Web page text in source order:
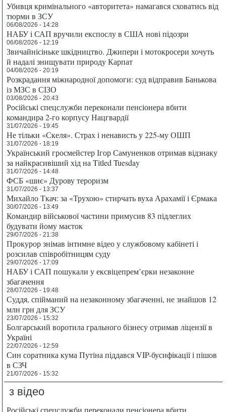
Убивця кримінального «авторитета» намагався сховатись від
тюрми в ЗСУ
06/08/2026 - 14:28
НАБУ і САП вручили експослу в США нові підозри
06/08/2026 - 12:19
Звичайнісіньке шкідництво. Джипери і мотокросери хочуть
й надалі знищувати природу Карпат
04/08/2026 - 20:19
Розкрадання міжнародної допомоги: суд відправив Банькова
із МЗС в СІЗО
03/08/2026 - 20:43
Російські спецслужби переконали пенсіонера вбити
командира 2-го корпусу Нацгвардії
31/07/2026 - 19:45
Не тільки «Скеля». Страх і ненависть у 225-му ОШП
31/07/2026 - 18:19
Український гросмейстер Ігор Самуненков отримав відзнаку
за найкрасивіший хід на Titled Tuesday
31/07/2026 - 14:48
ФСБ «шиє» Дурову тероризм
31/07/2026 - 13:37
Михайло Ткач: за «Трухою» стирчать вуха Арахамії і Єрмака
30/07/2026 - 13:49
Командир військової частини примусив 83 підлеглих
будувати йому маєток
29/07/2026 - 21:38
Прокурор знімав інтимне відео у службовому кабінеті і
розсилав співробітницям суду
29/07/2026 - 17:09
НАБУ і САП пошукали у ексвіцепрем’єрки незаконне
збагачення
28/07/2026 - 19:48
Суддя, спійманий на незаконному збагаченні, не знайшов 12
млн грн для ЗСУ
23/07/2026 - 15:32
Болгарський воротила грального бізнесу отримав ліцензії в
Україні
22/07/2026 - 12:59
Син соратника кума Путіна піддався VIP-бусифікації і пішов
в СЗЧ
21/07/2026 - 15:32
з відео
Російські спецслужби переконали пенсіонера вбити